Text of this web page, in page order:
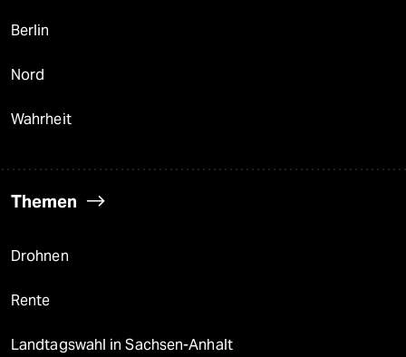
Berlin
Nord
Wahrheit
Themen
Drohnen
Rente
Landtagswahl in Sachsen-Anhalt